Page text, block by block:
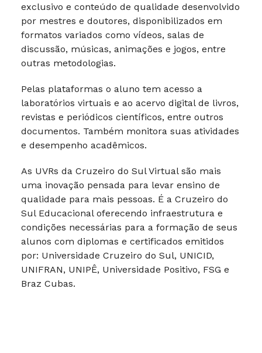
exclusivo e conteúdo de qualidade desenvolvido
por mestres e doutores, disponibilizados em
formatos variados como vídeos, salas de
discussão, músicas, animações e jogos, entre
outras metodologias.
Pelas plataformas o aluno tem acesso a
laboratórios virtuais e ao acervo digital de livros,
revistas e periódicos científicos, entre outros
documentos. Também monitora suas atividades
e desempenho acadêmicos.
As UVRs da Cruzeiro do Sul Virtual são mais
uma inovação pensada para levar ensino de
qualidade para mais pessoas. É a Cruzeiro do
Sul Educacional oferecendo infraestrutura e
condições necessárias para a formação de seus
alunos com diplomas e certificados emitidos
por: Universidade Cruzeiro do Sul, UNICID,
UNIFRAN, UNIPÊ, Universidade Positivo, FSG e
Braz Cubas.